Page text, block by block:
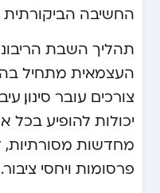
החשיבה הביקורתית
תהליך השבת
העצמאית מתחיל
צורכים עובר סינון,
יכולות להופיע
מחדשות
פרסומות ויחסי ציבור.